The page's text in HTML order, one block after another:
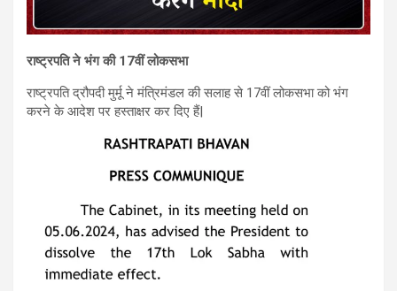
राष्ट्रपति ने भंग की 17वीं लोकसभा
राष्ट्रपति द्रौपदी मुर्मू ने मंत्रिमंडल की सलाह से 17वीं लोकसभा को भंग
करने के आदेश पर हस्ताक्षर कर दिए हैं|